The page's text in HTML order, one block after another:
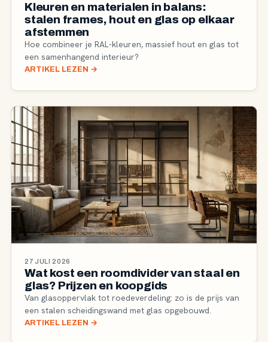
Kleuren en materialen in balans:
stalen frames, hout en glas op elkaar
afstemmen
Hoe combineer je RAL-kleuren, massief hout en glas tot
een samenhangend interieur?
ARTIKEL LEZEN →
27 JULI 2026
Wat kost een roomdivider van staal en
glas? Prijzen en koopgids
Van glasoppervlak tot roedeverdeling: zo is de prijs van
een stalen scheidingswand met glas opgebouwd.
ARTIKEL LEZEN →